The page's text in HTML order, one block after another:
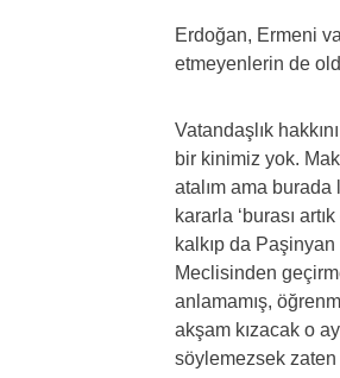
Erdoğan, Ermeni
etmeyenlerin de
Vatandaşlık
bir kinimiz yok.
atalım ama
kararla ‘burası
kalkıp da
Meclisinden
anlamamış,
akşam kızacak o
söylemezsek zaten